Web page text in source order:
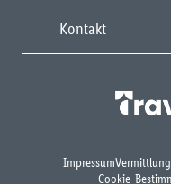
Kontakt
Impressum
Cookie-